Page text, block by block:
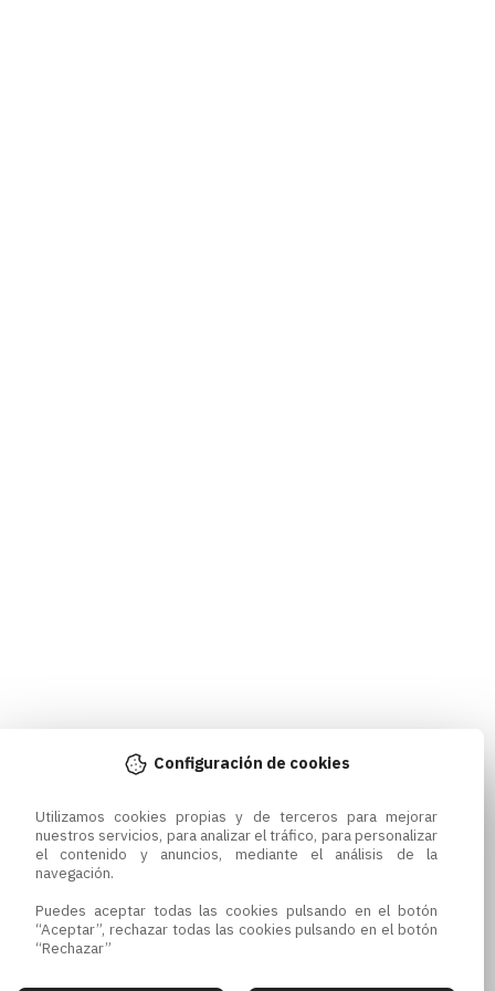
Configuración de cookies
Utilizamos cookies propias y de terceros para mejorar
nuestros servicios, para analizar el tráfico, para personalizar
el contenido y anuncios, mediante el análisis de la
navegación.
Puedes aceptar todas las cookies pulsando en el botón
“Aceptar”, rechazar todas las cookies pulsando en el botón
“Rechazar”